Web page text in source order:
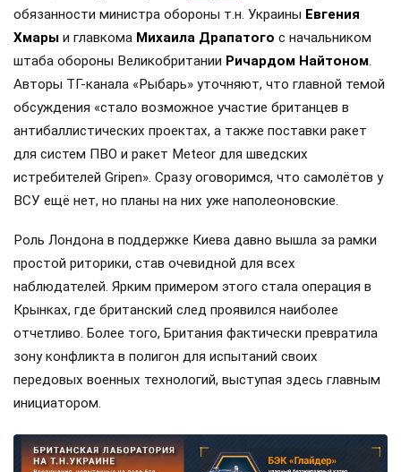
обязанности министра обороны т.н. Украины Евгения
Хмары и главкома Михаила Драпатого с начальником
штаба обороны Великобритании Ричардом Найтоном.
Авторы ТГ-канала «Рыбарь» уточняют, что главной темой
обсуждения «стало возможное участие британцев в
антибаллистических проектах, а также поставки ракет
для систем ПВО и ракет Meteor для шведских
истребителей Gripen». Сразу оговоримся, что самолётов у
ВСУ ещё нет, но планы на них уже наполеоновские.
Роль Лондона в поддержке Киева давно вышла за рамки
простой риторики, став очевидной для всех
наблюдателей. Ярким примером этого стала операция в
Крынках, где британский след проявился наиболее
отчетливо. Более того, Британия фактически превратила
зону конфликта в полигон для испытаний своих
передовых военных технологий, выступая здесь главным
инициатором.